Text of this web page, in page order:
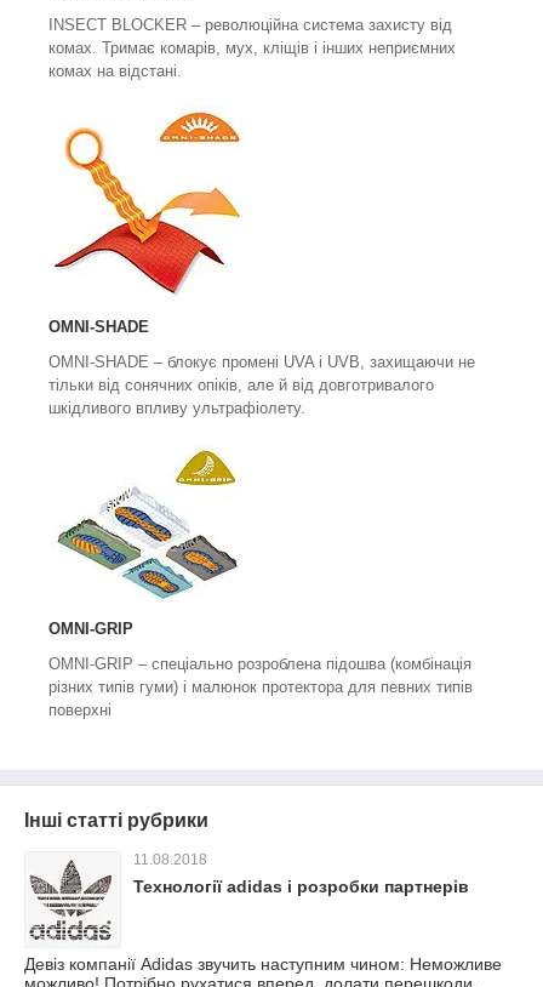
INSECT BLOCKER – революційна система захисту від
комах. Тримає комарів, мух, кліщів і інших неприємних
комах на відстані.
OMNI-SHADE
OMNI-SHADE – блокує промені UVA і UVB, захищаючи не
тільки від сонячних опіків, але й від довготривалого
шкідливого впливу ультрафіолету.
OMNI-GRIP
OMNI-GRIP – спеціально розроблена підошва (комбінація
різних типів гуми) і малюнок протектора для певних типів
поверхні
Інші статті рубрики
11.08.2018
Технології adidas і розробки партнерів
Девіз компанії Adidas звучить наступним чином: Неможливе